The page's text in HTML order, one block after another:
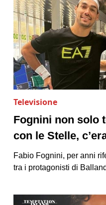
Televisione
Fognini non solo
con le Stelle,
Fabio Fognini, per anni
tra i protagonisti di